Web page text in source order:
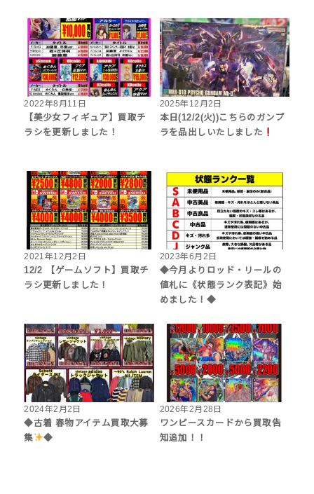
2022年8月11日
【美少女フィギュア】買取チ
ラシを更新しました！
2025年12月2日
本日(12/2(火))こちらのガンプ
ラを品出しいたしました
2021年12月2日
12/2 【ゲームソフト】買取チ
ラシ更新しました！
2023年6月2日
◆今月よりロッド・リールの
値札に《状態ランク表記》始
めました！◆
2024年2月2日
◆古着 春物アイテム買取大募
集
◆
2026年2月28日
ワンピースカードから買取告
知追加！！